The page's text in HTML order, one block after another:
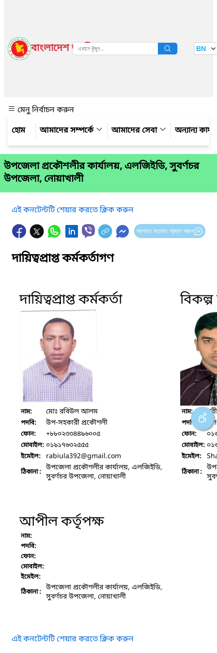
বাংলাদেশ জাতীয় তথ্য বাতায়ন BN
মেনু নির্বাচন করুন
আমাদের সম্পর্কে
আমাদের সেবা অন্যান্য
উপজেলা প্রকৌশলীর কার্যালয়, এলজিইডি, সুবর্ণচর
উপজেলা, নোয়াখালী
এই কনটেন্টটি শেয়ার করতে ক্লিক করুন
আপনার মতামত প্রদান করুন
দায়িত্বপ্রাপ্ত কর্মকর্তাগণ
দায়িত্বপ্রাপ্ত কর্মকর্তা
নাম: মোঃ রবিউল আলম
পদবি: উপ-সহকারী প্রকৌশলী
ফোন: +৮৮০২৩৩৪৪৯৬০০৫
মোবাইল: ০১৯১৭৬৩২৫৫৫
ইমেইল: rabiula392@gmail.com
ঠিকানা : উপজেলা প্রকৌশলীর কার্যালয়, এলজিইডি,
সুবর্ণচর উপজেলা, নোয়াখালী
বিকল্প
নাম:
পদবি:
ফোন:
মোবাইল:
ইমেইল:
ঠিকানা :
আপীল কর্তৃপক্ষ
নাম:
পদবি:
ফোন:
মোবাইল:
ইমেইল:
ঠিকানা : উপজেলা প্রকৌশলীর কার্যালয়, এলজিইডি,
সুবর্ণচর উপজেলা, নোয়াখালী
এই কনটেন্টটি শেয়ার করতে ক্লিক করুন